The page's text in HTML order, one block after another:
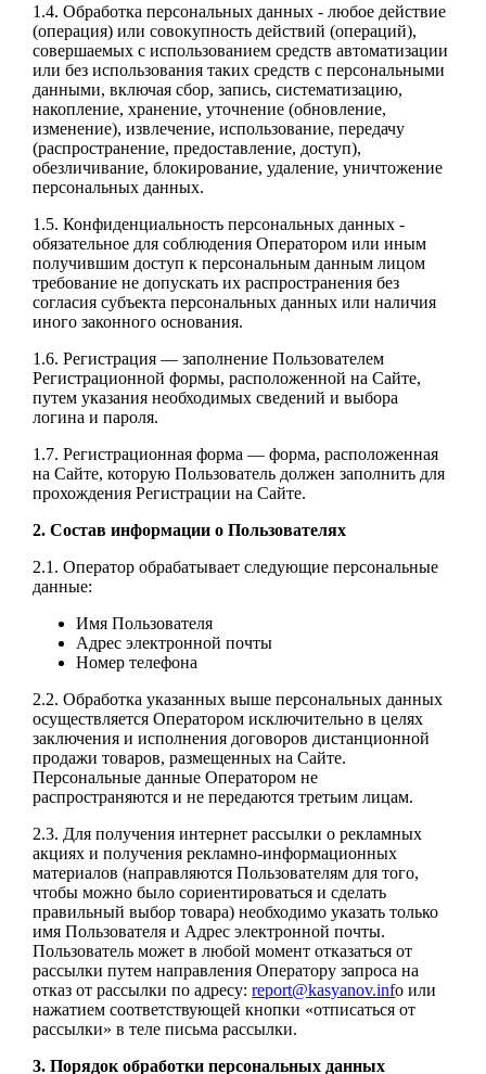
1.4. Обработка персональных данных - любое действие
(операция) или совокупность действий (операций),
совершаемых с использованием средств автоматизации
или без использования таких средств с персональными
данными, включая сбор, запись, систематизацию,
накопление, хранение, уточнение (обновление,
изменение), извлечение, использование, передачу
(распространение, предоставление, доступ),
обезличивание, блокирование, удаление, уничтожение
персональных данных.
1.5. Конфиденциальность персональных данных -
обязательное для соблюдения Оператором или иным
получившим доступ к персональным данным лицом
требование не допускать их распространения без
согласия субъекта персональных данных или наличия
иного законного основания.
1.6. Регистрация — заполнение Пользователем
Регистрационной формы, расположенной на Сайте,
путем указания необходимых сведений и выбора
логина и пароля.
1.7. Регистрационная форма — форма, расположенная
на Сайте, которую Пользователь должен заполнить для
прохождения Регистрации на Сайте.
2. Состав информации о Пользователях
2.1. Оператор обрабатывает следующие персональные
данные:
Имя Пользователя
Адрес электронной почты
Номер телефона
2.2. Обработка указанных выше персональных данных
осуществляется Оператором исключительно в целях
заключения и исполнения договоров дистанционной
продажи товаров, размещенных на Сайте.
Персональные данные Оператором не
распространяются и не передаются третьим лицам.
2.3. Для получения интернет рассылки о рекламных
акциях и получения рекламно-информационных
материалов (направляются Пользователям для того,
чтобы можно было сориентироваться и сделать
правильный выбор товара) необходимо указать только
имя Пользователя и Адрес электронной почты.
Пользователь может в любой момент отказаться от
рассылки путем направления Оператору запроса на
отказ от рассылки по адресу:report@kasyanov.info или
нажатием соответствующей кнопки «отписаться от
рассылки» в теле письма рассылки.
3. Порядок обработки персональных данных